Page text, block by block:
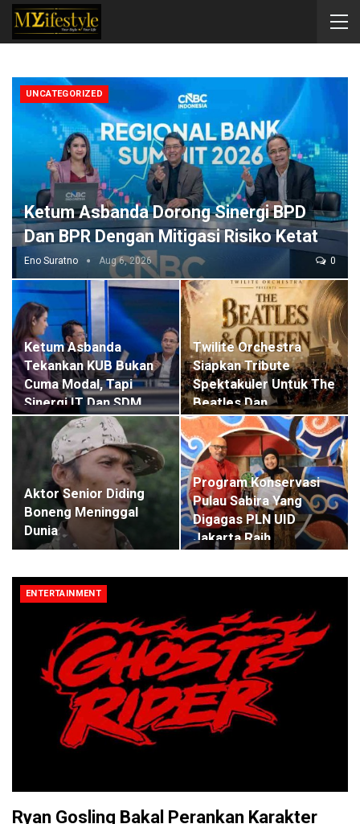
UNCATEGORIZED
Ketum Asbanda Dorong Sinergi BPD
Dan BPR Dengan Mitigasi Risiko Ketat
Eno Suratno Aug 6, 2026 0
Ketum Asbanda
Tekankan KUB Bukan
Cuma Modal, Tapi
Sinergi IT Dan SDM
Twilite Orchestra
Siapkan Tribute
Spektakuler Untuk The
Beatles Dan…
Aktor Senior Diding
Boneng Meninggal
Dunia
Program Konservasi
Pulau Sabira Yang
Digagas PLN UID
Jakarta Raih…
ENTERTAINMENT
Ryan Gosling Bakal Perankan Karakter